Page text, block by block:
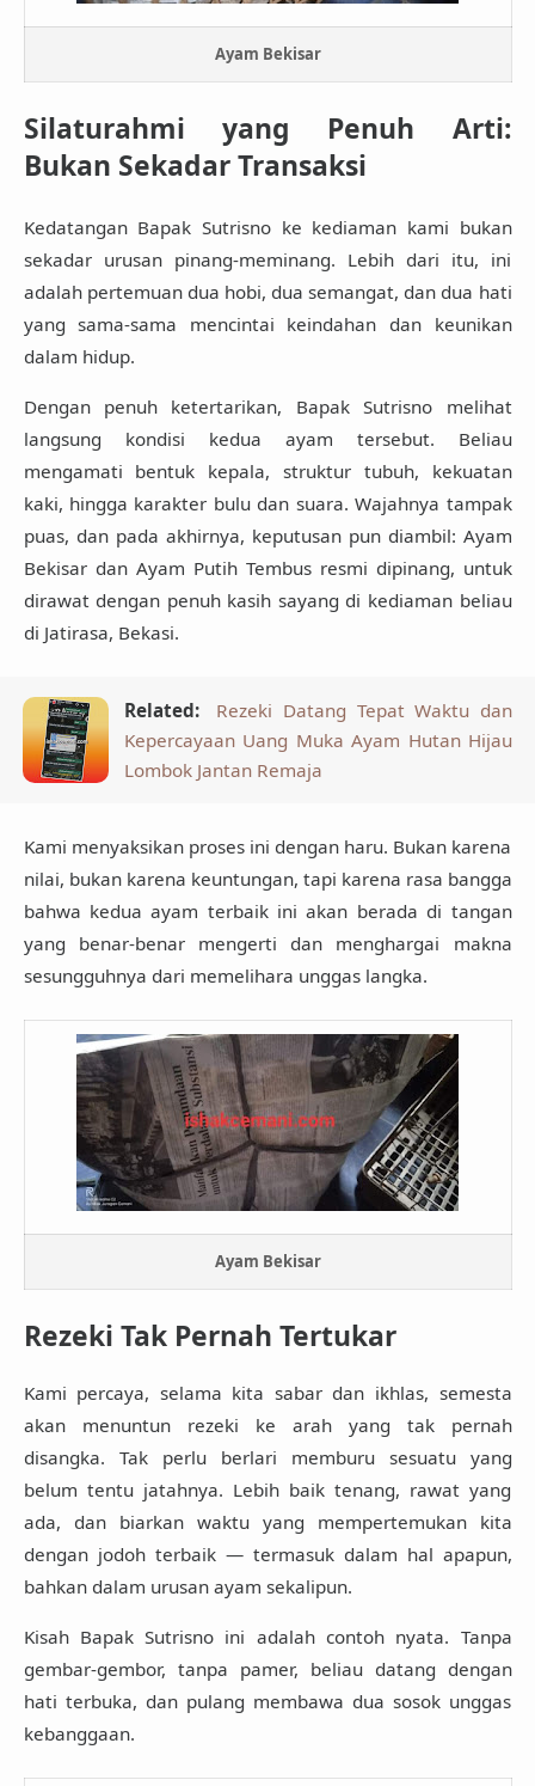
Ayam Bekisar
Silaturahmi yang Penuh Arti:
Bukan Sekadar Transaksi
Kedatangan Bapak Sutrisno ke kediaman kami bukan
sekadar urusan pinang-meminang. Lebih dari itu, ini
adalah pertemuan dua hobi, dua semangat, dan dua hati
yang sama-sama mencintai keindahan dan keunikan
dalam hidup.
Dengan penuh ketertarikan, Bapak Sutrisno melihat
langsung kondisi kedua ayam tersebut. Beliau
mengamati bentuk kepala, struktur tubuh, kekuatan
kaki, hingga karakter bulu dan suara. Wajahnya tampak
puas, dan pada akhirnya, keputusan pun diambil: Ayam
Bekisar dan Ayam Putih Tembus resmi dipinang, untuk
dirawat dengan penuh kasih sayang di kediaman beliau
di Jatirasa, Bekasi.
Related:
Rezeki Datang Tepat Waktu dan
Kepercayaan Uang Muka Ayam Hutan Hijau
Lombok Jantan Remaja
Kami menyaksikan proses ini dengan haru. Bukan karena
nilai, bukan karena keuntungan, tapi karena rasa bangga
bahwa kedua ayam terbaik ini akan berada di tangan
yang benar-benar mengerti dan menghargai makna
sesungguhnya dari memelihara unggas langka.
Ayam Bekisar
Rezeki Tak Pernah Tertukar
Kami percaya, selama kita sabar dan ikhlas, semesta
akan menuntun rezeki ke arah yang tak pernah
disangka. Tak perlu berlari memburu sesuatu yang
belum tentu jatahnya. Lebih baik tenang, rawat yang
ada, dan biarkan waktu yang mempertemukan kita
dengan jodoh terbaik — termasuk dalam hal apapun,
bahkan dalam urusan ayam sekalipun.
Kisah Bapak Sutrisno ini adalah contoh nyata. Tanpa
gembar-gembor, tanpa pamer, beliau datang dengan
hati terbuka, dan pulang membawa dua sosok unggas
kebanggaan.